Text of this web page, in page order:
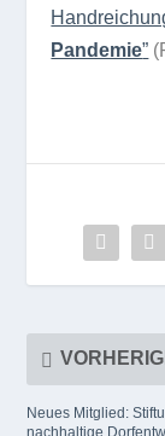
Pan­de­mie”
Neues Mitglied:
nachhaltige